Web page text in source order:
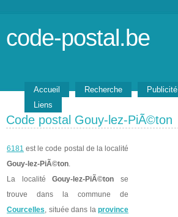
code-postal.be
Accueil Recherche Publicité
Liens
Code postal Gouy-lez-PiÃ©ton
6181 est le code postal de la localité
Gouy-lez-PiÃ©ton.
La localitéGouy-lez-PiÃ©ton se
trouve dans la commune de
Courcelles, située dans la province